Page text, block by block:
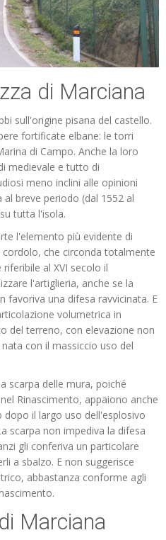
di Marciana
sull'origine pisana del castello.
fortificate elbane: le torri
di Campo. Anche la loro
medievale e tutto di
meno inclini alle opinioni
breve periodo (dal 1552 al
tutta l'isola.
l'elemento più evidente di
che circonda totalmente
al XVI secolo il
l'artiglieria, anche se la
favoriva una difesa ravvicinata. E
volumetrica in
del terreno, con elevazione non
con il massiccio uso del
scarpa delle mura, poiché
Rinascimento, appaiono anche
il largo uso dell'esplosivo
scarpa non impediva la difesa
gli conferiva un particolare
a sbalzo. E non suggerisce
abbastanza conforme agli
Marciana